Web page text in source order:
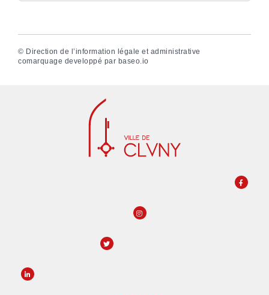
© Direction de l’information légale et administrative
comarquage developpé par baseo.io